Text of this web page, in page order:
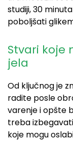
studiji, 30
poboljšati
Stvari koje
jela
Od ključnog je
radite posle
varenje i opšte
treba
koje mogu